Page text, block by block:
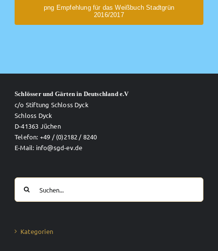
png Empfehlung für das Weißbuch Stadtgrün
2016/2017
Schlösser und Gärten in Deutschland e.V
c/o Stiftung Schloss Dyck
Schloss Dyck
D-41363 Jüchen
Telefon: +49 / (0)2182 / 8240
E-Mail: info@sgd-ev.de
Suche
nach:
Kategorien